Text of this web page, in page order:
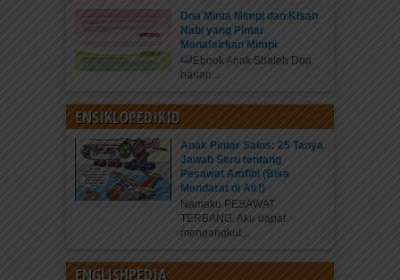
Doa Minta Mimpi dan Kisah
Nabi yang Pintar
Menafsirkan Mimpi
Ebook Anak Shaleh Doa
harian...
ENSIKLOPEDIKID
Anak Pintar Sains: 25 Tanya
Jawab Seru tentang
Pesawat Amfibi (Bisa
Mendarat di Air!)
Namaku PESAWAT
TERBANG. Aku dapat
mengangkut...
ENGLISHPEDIA